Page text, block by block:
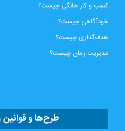
کسب و کار خانگی چیست؟
خودآگاهی چیست؟
هدف‌گذاری چیست؟
مدیریت زمان چیست؟
طرح‌ها و قوانین